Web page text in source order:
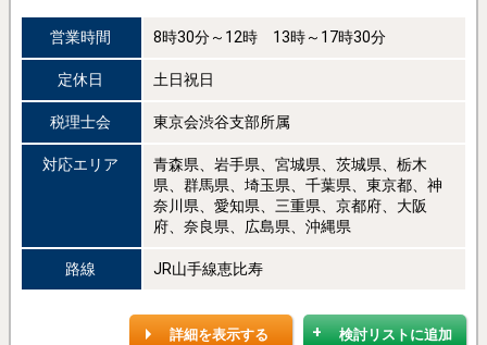
営業時間 8時30分～12時 13時～17時30分
定休日 土日祝日
税理士会 東京会渋谷支部所属
対応エリア
青森県、岩手県、宮城県、茨城県、栃木
県、群馬県、埼玉県、千葉県、東京都、神
奈川県、愛知県、三重県、京都府、大阪
府、奈良県、広島県、沖縄県
路線 JR山手線恵比寿
検討リストに追加
詳細を表示する